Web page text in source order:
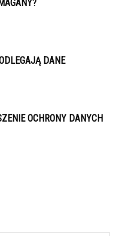
DANE
OCHRONY DANYCH